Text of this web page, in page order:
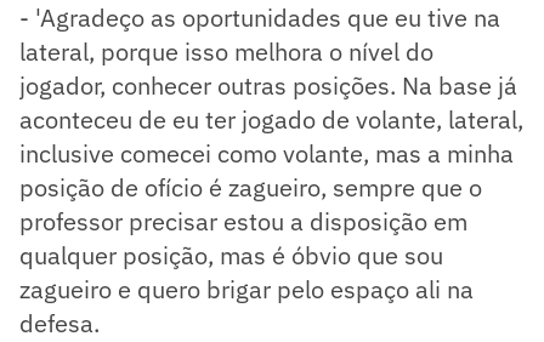
- 'Agradeço as oportunidades que eu tive na
lateral, porque isso melhora o nível do
jogador, conhecer outras posições. Na base já
aconteceu de eu ter jogado de volante, lateral,
inclusive comecei como volante, mas a minha
posição de ofício é zagueiro, sempre que o
professor precisar estou a disposição em
qualquer posição, mas é óbvio que sou
zagueiro e quero brigar pelo espaço ali na
defesa.